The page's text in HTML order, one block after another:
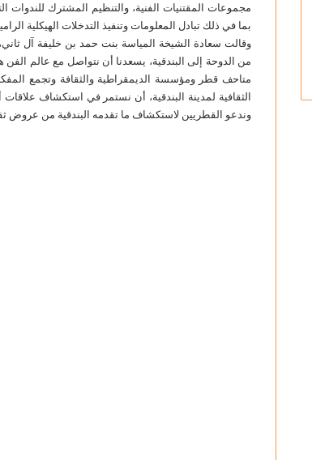
مجموعات المقتنيات الفنية، والتنظيم المشترك للندوات
بما في ذلك تبادل المعلومات وتنفيذ التدخلات الهيكلية
وقالت سعادة الشيخة المياسة بنت حمد بن خليفة آل
من الدوحة إلى البندقية، يسعدنا أن نتواصل مع عالم
متاحف قطر ومؤسسة الديمقراطية والثقافة وتجمع
الثقافية لمدينة البندقية، أن نستمر في استكشاف علاقات
وندعو القطريين لاستكشاف ما تقدمه البندقية من عروض